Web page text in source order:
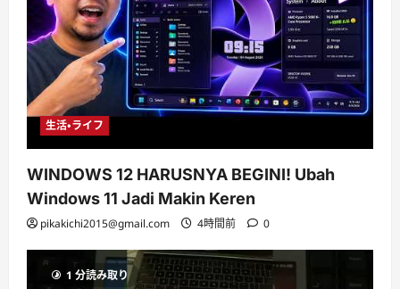
生活・ライフ
WINDOWS 12 HARUSNYA BEGINI! Ubah
Windows 11 Jadi Makin Keren
pikakichi2015@gmail.com 4時間前 0
1 分読み取り